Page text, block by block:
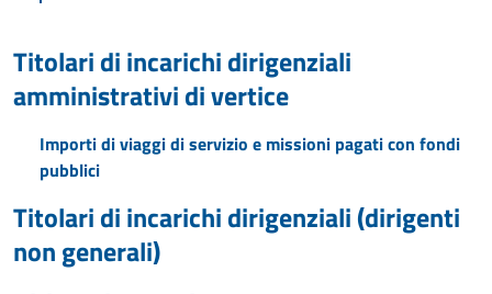
Titolari di incarichi dirigenziali
amministrativi di vertice
Importi di viaggi di servizio e missioni pagati con fondi
pubblici
Titolari di incarichi dirigenziali (dirigenti
non generali)